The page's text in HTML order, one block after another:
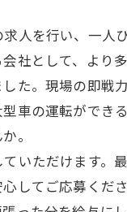
人を行い、一
社として、よ
た。現場の即
車の運転がで
。
いただけます
してご応募く